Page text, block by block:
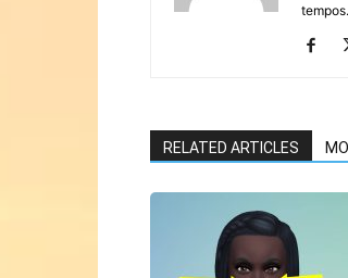
RELATED ARTICLES